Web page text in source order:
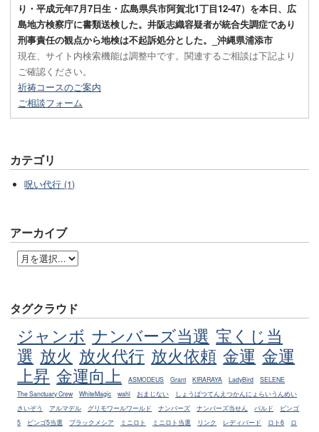
り・平成元年7月7日生・広島県呉市阿賀北1丁目12-47）を本日、広
島地方検察庁に書類送検した。井阪志織容疑者が統合失調症であり
刑事責任の観点から地検は不起訴処分とした。_沖縄県浦添市
現在、サイト内検索機能は調整中です。関連するご相談は下記より
ご確認ください。
祈祷コースのご案内
ご相談フォーム
カテゴリ
呪い代行 (1)
アーカイブ
タグクラウド
ジャンボ ナンバーズ当選 宝くじ当
選 放火 放火代行 放火依頼 金運 金運
上昇 金運向上 ASMODEUS Grant KIRARAYA LadyBird
SELENE
The Sanctuary Crew
WhiteMagic wahl おまじない
しょうばつてんえつかんにょらいうんめい
さいぞう
アルマデル グリモワールワールド ナンバーズ ナンバーズ当せん バルド
ビンゴ
5
ビンゴ5当選 ブラックメシア ミニロト ミニロト当選 リンク レディバード ロト6
ロ